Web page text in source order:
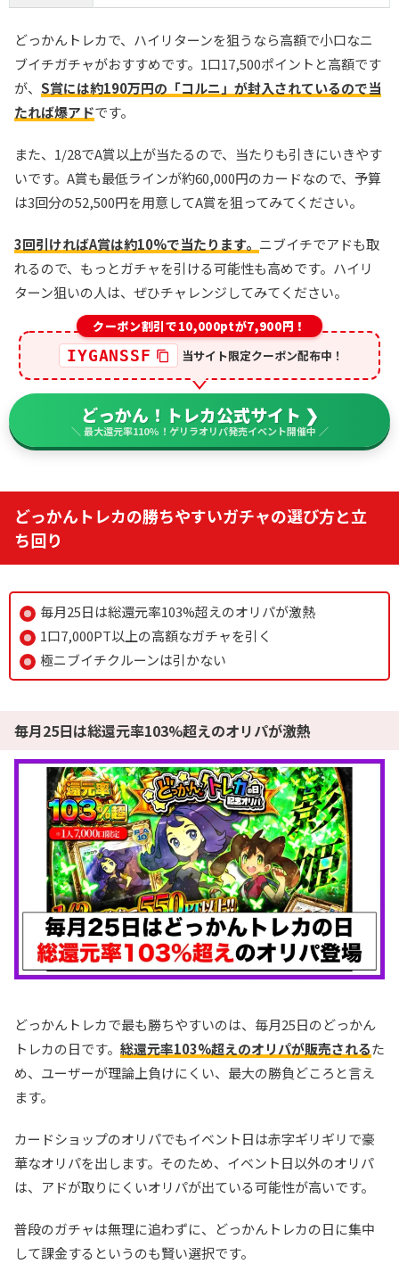
どっかんトレカで、ハイリターンを狙うなら高額で小口なニ
ブイチガチャがおすすめです。1口17,500ポイントと高額です
が、 S賞には約190万円の「コルニ」が封入されているので当
たれば爆アドです。
また、1/28でA賞以上が当たるので、当たりも引きにいきやす
いです。A賞も最低ラインが約60,000円のカードなので、予算
は3回分の52,500円を用意してA賞を狙ってみてください。
3回引ければA賞は約10%で当たります。 ニブイチでアドも取
れるので、もっとガチャを引ける可能性も高めです。ハイリ
ターン狙いの人は、ぜひチャレンジしてみてください。
クーポン割引で10,000ptが7,900円！
IYGANSSF 当サイト限定クーポン配布中！
どっかん！トレカ公式サイト ❯
＼ 最大還元率110%！ゲリラオリパ発売イベント開催中 ／
どっかんトレカの勝ちやすいガチャの選び方と立
ち回り
毎月25日は総還元率103%超えのオリパが激熱
1口7,000PT以上の高額なガチャを引く
極ニブイチクルーンは引かない
毎月25日は総還元率103%超えのオリパが激熱
どっかんトレカで最も勝ちやすいのは、毎月25日のどっかん
トレカの日です。 総還元率103%超えのオリパが販売されるた
め、ユーザーが理論上負けにくい、最大の勝負どころと言え
ます。
カードショップのオリパでもイベント日は赤字ギリギリで豪
華なオリパを出します。そのため、イベント日以外のオリパ
は、アドが取りにくいオリパが出ている可能性が高いです。
普段のガチャは無理に追わずに、どっかんトレカの日に集中
して課金するというのも賢い選択です。